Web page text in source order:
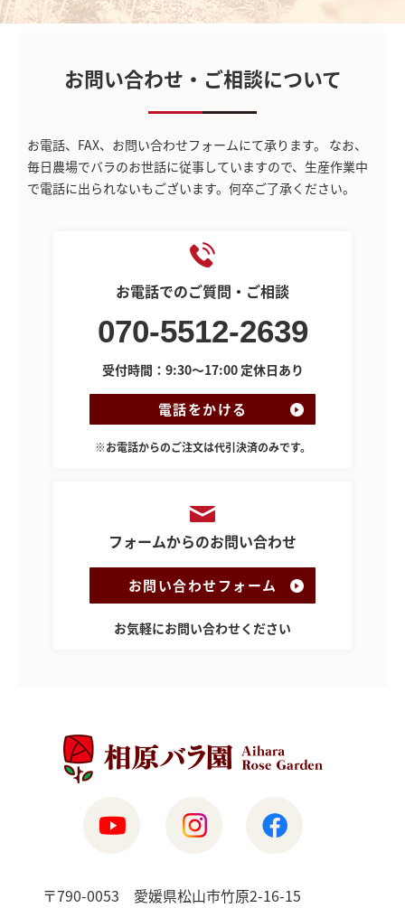
お問い合わせ・ご相談について
お電話、FAX、お問い合わせフォームにて承ります。
なお、
毎日農場でバラのお世話に従事していますので、生産作業中
で電話に出られないもございます。何卒ご了承ください。
お電話でのご質問・ご相談
070-5512-2639
受付時間：9:30～17:00 定休日あり
電話をかける
※お電話からのご注文は代引決済のみです。
フォームからのお問い合わせ
お問い合わせフォーム
お気軽にお問い合わせください
〒790-0053 愛媛県松山市竹原2-16-15